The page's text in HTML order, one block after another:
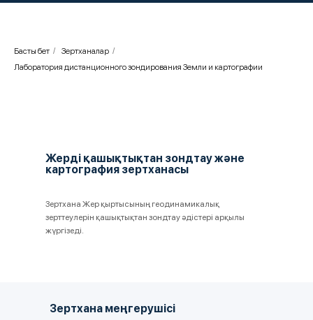
Басты бет / Зертханалар /
Лаборатория дистанционного зондирования Земли и картографии
Жерді қашықтықтан зондтау және
картография зертханасы
Зертхана Жер қыртысының геодинамикалық
зерттеулерін қашықтықтан зондтау әдістері арқылы
жүргізеді.
Зертхана меңгерушісі